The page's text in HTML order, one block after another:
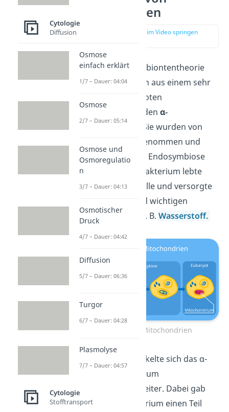
Mitochondrien
zur Stelle im Video springen
Nach der Endosymbiontentheorie
sind Mitochondrien aus einem sehr
speziellen Prokaryoten
hervorgegangen: denα-
Proteobakterien
. Sie wurden von
aufgenommen und
gingen mit ihr eine Endosymbiose
ein. Das α-Proteobakterium lebte
innerhalb der Urzelle und versorgte
sie mit Energie und wichtigen
Nährstoffen , wie z. B.Wasserstoff.
Entstehung Mitochondrien
Mit der Zeit entwickelte sich das α-
Proteobakterium zum
Mitochondrium
weiter. Dabei gab
das α-Proteobakterium einen Teil
Cytologie
Diffusion
Osmose
einfach erklärt
1/7 – Dauer: 04:04
Osmose
2/7 – Dauer: 05:14
Osmose und
Osmoregulatio
n
3/7 – Dauer: 04:13
Osmotischer
Druck
4/7 – Dauer: 04:42
Diffusion
5/7 – Dauer: 06:36
Turgor
6/7 – Dauer: 04:28
Plasmolyse
7/7 – Dauer: 04:57
Cytologie
Stofftransport